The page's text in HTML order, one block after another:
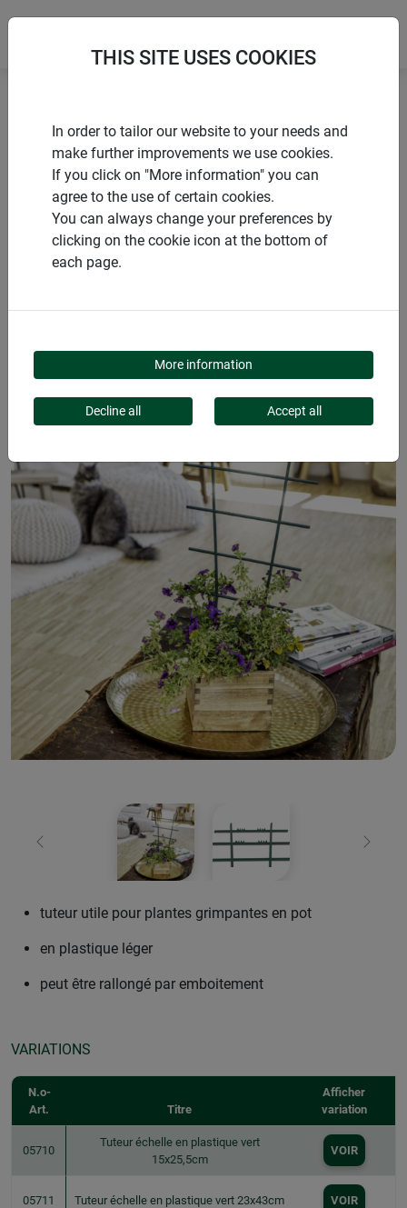
Accueil
Tuteurs pour fleurs et arbustes
Tuteur échelle en plastique
PRODUITS
TUTEUR ÉCHELLE EN
PLASTIQUE
retour
tuteur utile pour plantes grimpantes en pot
en plastique léger
peut être rallongé par emboitement
VARIATIONS
N.o-
Art.
Titre
Afficher
variation
05710
Tuteur échelle en plastique vert
15x25,5cm
VOIR
05711 Tuteur échelle en plastique vert 23x43cm VOIR
THIS SITE USES COOKIES
In order to tailor our website to your needs and
make further improvements we use cookies.
If you click on "More information" you can
agree to the use of certain cookies.
You can always change your preferences by
clicking on the cookie icon at the bottom of
each page.
More information
Decline all Accept all